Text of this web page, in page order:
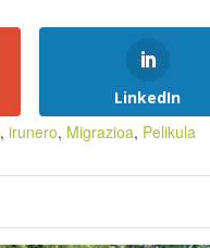
LinkedIn
, irunero, Migrazioa, Pelikula